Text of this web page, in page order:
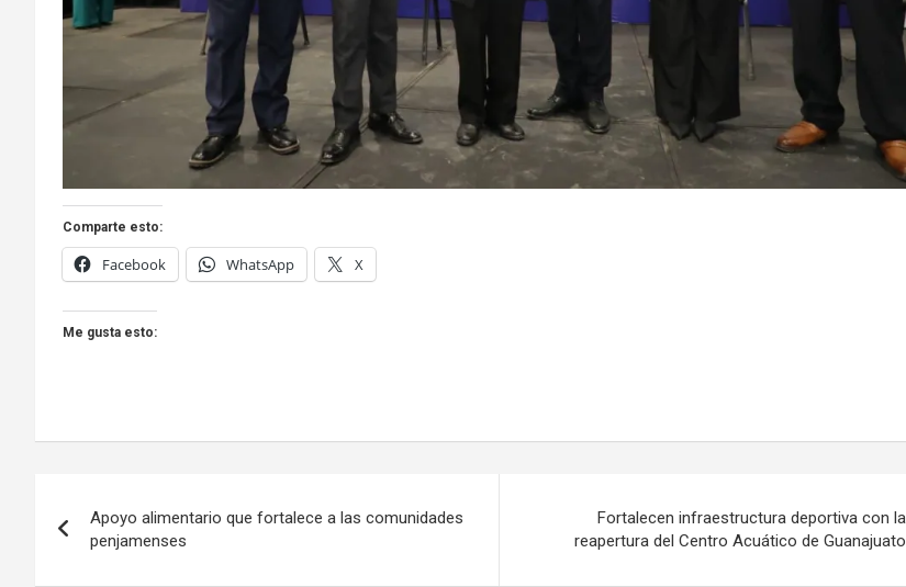
Comparte esto:
Facebook WhatsApp X
Me gusta esto:
de
Apoyo alimentario que fortalece a las comunidades
penjamenses
Fortalecen infraestructura deportiva con la
reapertura del Centro Acuático de Guanajuato